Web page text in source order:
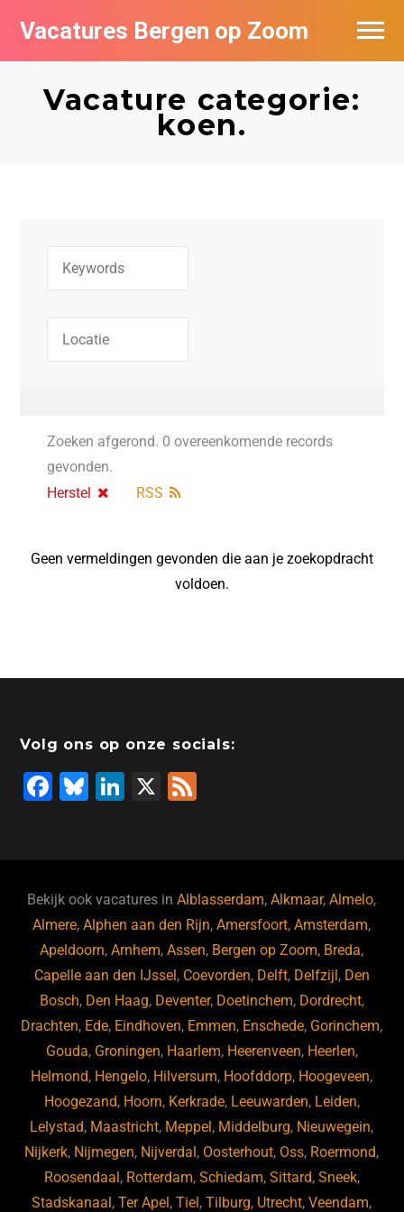
Vacatures Bergen op Zoom
Vacature categorie:
koen.
Zoeken afgerond. 0 overeenkomende records
gevonden.
Herstel
RSS
Geen vermeldingen gevonden die aan je zoekopdracht
voldoen.
Volg ons op onze socials:
F
b
o
o
k
Bl
ky
Li
dI
n
X
Bekijk ook vacatures inAlblasserdam,Alkmaar,Almelo,
Almere,Alphen aan den Rijn,Amersfoort,Amsterdam,
Apeldoorn,Arnhem,Assen, Bergen op Zoom, Breda,
Capelle aan den IJssel , Coevorden, Delft, Delfzijl , Den
Bosch, Den Haag, Deventer, Doetinchem, Dordrecht,
Drachten, Ede, Eindhoven, Emmen, Enschede, Gorinchem,
Gouda, Groningen, Haarlem, Heerenveen, Heerlen,
Helmond, Hengelo, Hilversum, Hoofddorp, Hoogeveen,
Hoogezand, Hoorn, Kerkrade, Leeuwarden, Leiden,
Lelystad, Maastricht, Meppel , Middelburg, Nieuwegein,
Nijkerk, Nijmegen, Nijverdal , Oosterhout, Oss, Roermond,
Roosendaal , Rotterdam, Schiedam, Sittard, Sneek,
Stadskanaal ,Ter Apel ,Tiel ,Tilburg, Utrecht,Veendam,
Vacatures per bedrijf
De populairste vacatures in Bergen op